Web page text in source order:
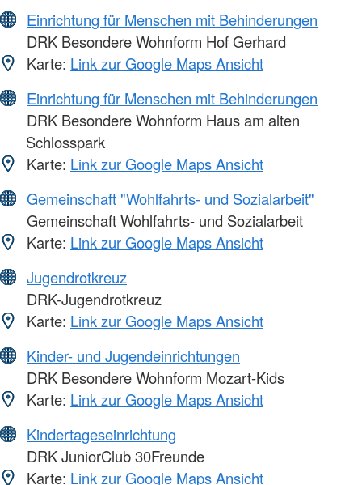
Einrichtung für Menschen mit Behinderungen
DRK Besondere Wohnform Hof Gerhard
Karte: Link zur Google Maps Ansicht
Einrichtung für Menschen mit Behinderungen
DRK Besondere Wohnform Haus am alten
Schlosspark
Karte: Link zur Google Maps Ansicht
Gemeinschaft "Wohlfahrts- und Sozialarbeit"
Gemeinschaft Wohlfahrts- und Sozialarbeit
Karte: Link zur Google Maps Ansicht
Jugendrotkreuz
DRK-Jugendrotkreuz
Karte: Link zur Google Maps Ansicht
Kinder- und Jugendeinrichtungen
DRK Besondere Wohnform Mozart-Kids
Karte: Link zur Google Maps Ansicht
Kindertageseinrichtung
DRK JuniorClub 30Freunde
Karte: Link zur Google Maps Ansicht